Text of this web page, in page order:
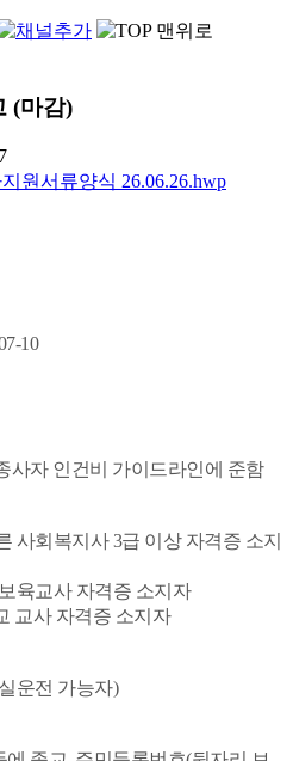
(마감)
원서류양식 26.06.26.hwp
10
사자 인건비 가이드라인에 준함
사회복지사 3급 이상 자격증 소지
육교사 자격증 소지자
교사 자격증 소지자
운전 가능자)